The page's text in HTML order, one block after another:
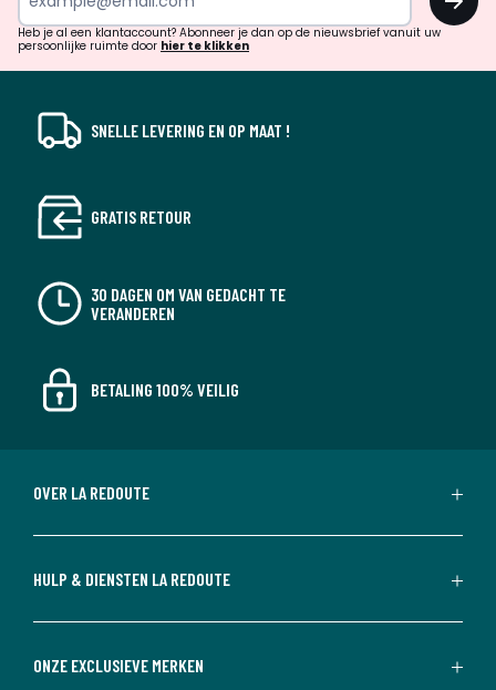
verrassingen?
Heb je al een klantaccount? Abonneer je dan op de nieuwsbrief vanuit uw
persoonlijke ruimte door hier te klikken
SNELLE LEVERING EN OP MAAT !
GRATIS RETOUR
30 DAGEN OM VAN GEDACHT TE
VERANDEREN
BETALING 100% VEILIG
OVER LA REDOUTE
HULP & DIENSTEN LA REDOUTE
ONZE EXCLUSIEVE MERKEN